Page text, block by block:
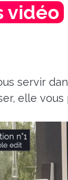
vidéo
servir
elle